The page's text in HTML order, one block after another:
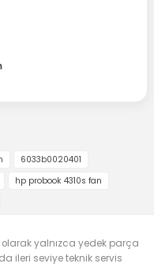
6033b0020401
hp probook 4310s fan
yalnızca yedek parça
ileri seviye teknik servis